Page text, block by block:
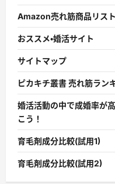
Amazon売れ筋商品リス
おススメ・婚活サイト
サイトマップ
ピカキチ叢書 売れ筋ラン
婚活活動の中で成婚率が
こう！
育毛剤成分比較(試用1)
育毛剤成分比較(試用2)